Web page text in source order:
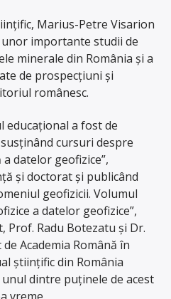
Marius-Petre Visarion
importante studii de
minerale din România și a
de prospecțiuni și
românesc.
educațional a fost de
cursuri despre
datelor geofizice”,
și doctorat și publicând
geofizicii. Volumul
a datelor geofizice”,
Prof. Radu Botezatu și Dr.
Academia Română în
științific din România
dintre puținele de acest